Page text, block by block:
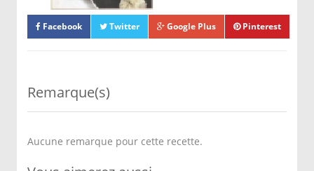
Facebook Twitter Google Plus Pinterest
Remarque(s)
Aucune remarque pour cette recette.